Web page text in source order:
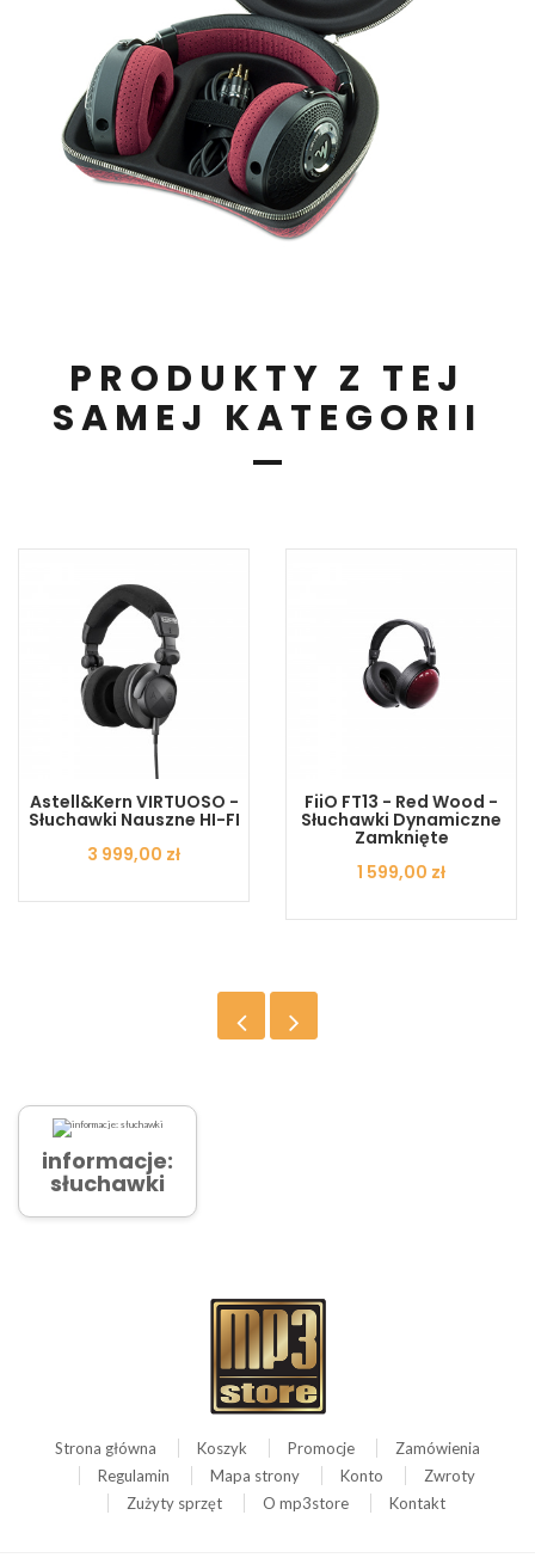
PRODUKTY Z TEJ
SAMEJ KATEGORII
Astell&Kern VIRTUOSO -
Słuchawki Nauszne HI-FI
Cena
3 999,00 zł
FiiO FT13 - Red Wood -
Słuchawki Dynamiczne
Zamknięte
Cena
1 599,00 zł
informacje:
słuchawki
Strona główna Koszyk Promocje
Zamówienia
Regulamin
Mapa strony Konto
Zwroty
Zużyty sprzęt
O mp3store Kontakt